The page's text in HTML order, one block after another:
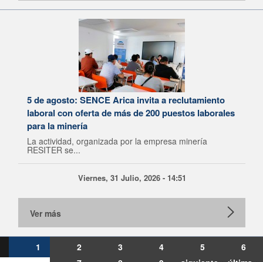
5 de agosto: SENCE Arica invita a reclutamiento
laboral con oferta de más de 200 puestos laborales
para la minería
La actividad, organizada por la empresa minería
RESITER se...
Viernes, 31 Julio, 2026 - 14:51
Ver más
1 2 3 4 5
6